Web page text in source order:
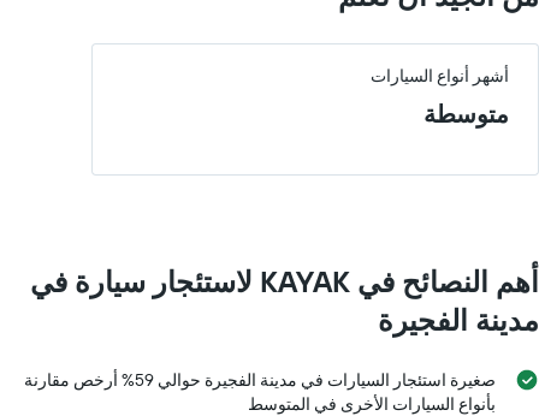
أشهر أنواع السيارات
متوسطة
أهم النصائح في KAYAK لاستئجار سيارة في
مدينة الفجيرة
صغيرة استئجار السيارات في مدينة الفجيرة حوالي 59% أرخص مقارنة
بأنواع السيارات الأخرى في المتوسط